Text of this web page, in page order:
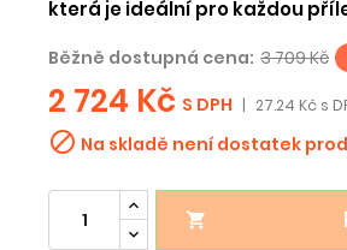
která je ideální pro každou
Běžně dostupná cena: 3 709 Kč
2 724 Kč S DPH | 27.24 Kč s
 Na skladě není dostatek
